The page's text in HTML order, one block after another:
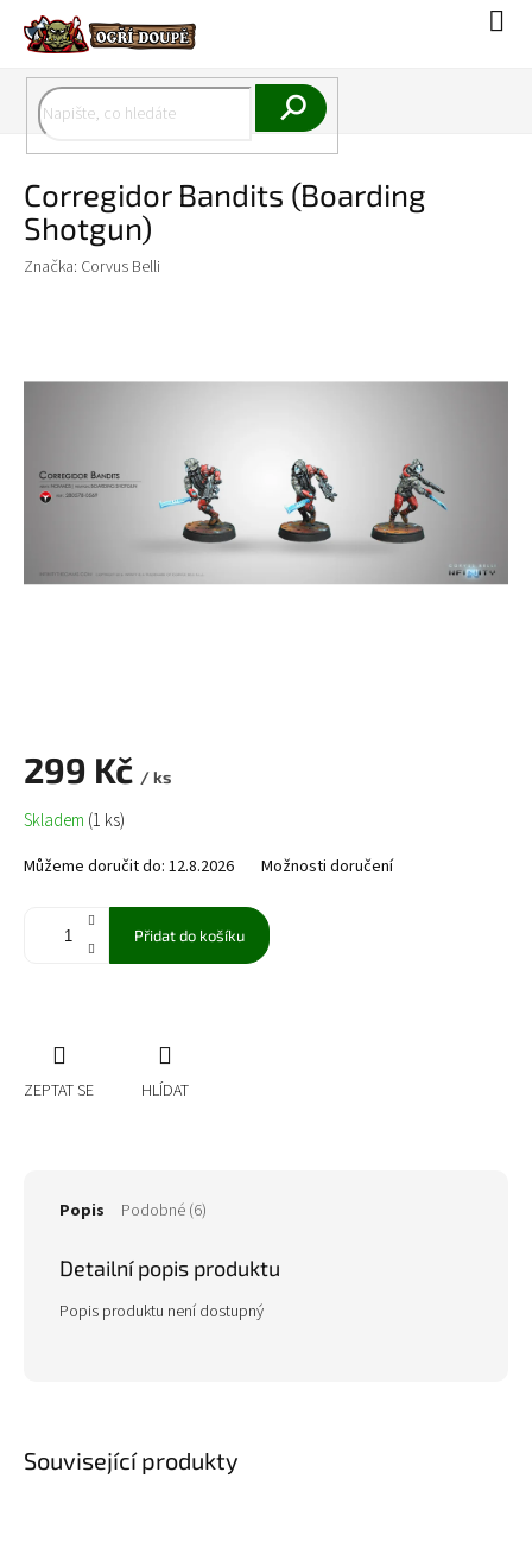
obsah
Corregidor Bandits (Boarding
Shotgun)
Značka: Corvus Belli
299 Kč / ks
Měrná
cena:
Skladem (1 ks)
Můžeme doručit do: 12.8.2026 Možnosti doručení
Přidat do košíku
ZEPTAT SE HLÍDAT
Související produkty
Popis Podobné (6)
Detailní popis produktu
Popis produktu není dostupný